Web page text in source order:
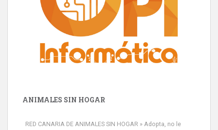
ANIMALES SIN HOGAR
RED CANARIA DE ANIMALES SIN HOGAR » Adopta, no le